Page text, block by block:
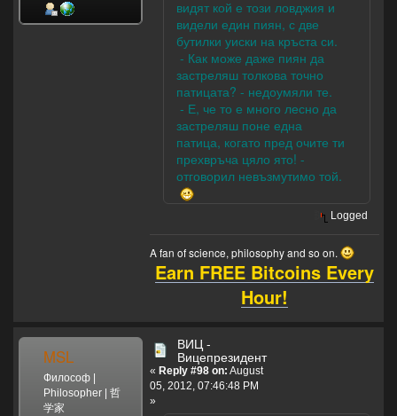
видят кой е този ловджия и
видели един пиян, с две
бутилки уиски на кръста си.
- Как може даже пиян да
застреляш толкова точно
патицата? - недоумяли те.
- Е, че то е много лесно да
застреляш поне една
патица, когато пред очите ти
прехвръча цяло ято! -
отговорил невъзмутимо той.
Logged
A fan of science, philosophy and so on.
Earn FREE Bitcoins Every
Hour!
MSL
Философ |
Philosopher | 哲
学家
ВИЦ -
Вицепрезидент
« Reply #98 on: August
05, 2012, 07:46:48 PM
»